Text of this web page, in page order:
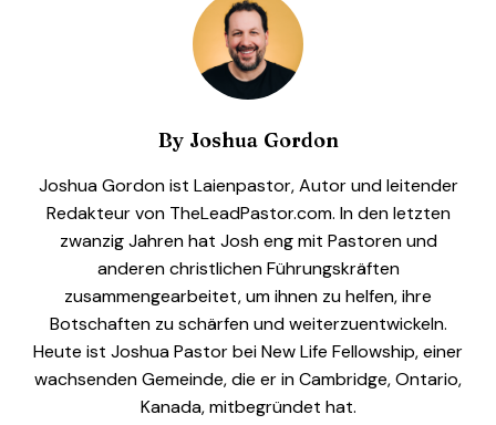
ByJoshua Gordon
Joshua Gordon ist Laienpastor, Autor und leitender
Redakteur von TheLeadPastor.com. In den letzten
zwanzig Jahren hat Josh eng mit Pastoren und
anderen christlichen Führungskräften
zusammengearbeitet, um ihnen zu helfen, ihre
Botschaften zu schärfen und weiterzuentwickeln.
Heute ist Joshua Pastor bei New Life Fellowship, einer
wachsenden Gemeinde, die er in Cambridge, Ontario,
Kanada, mitbegründet hat.